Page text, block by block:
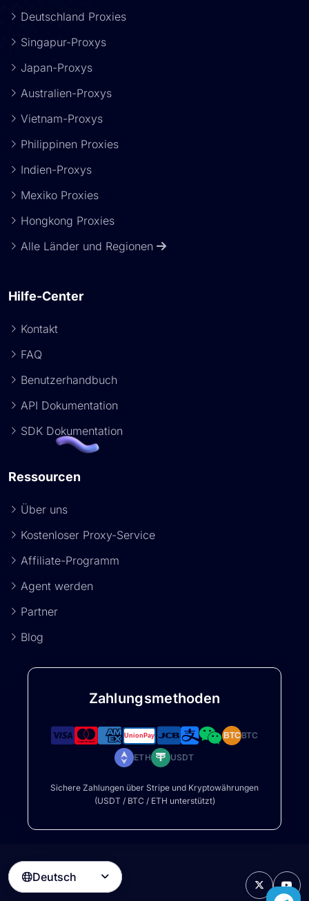
Deutschland Proxies
Singapur-Proxys
Japan-Proxys
Australien-Proxys
Vietnam-Proxys
Philippinen Proxies
Indien-Proxys
Mexiko Proxies
Hongkong Proxies
Alle Länder und Regionen
Hilfe-Center
Kontakt
FAQ
Benutzerhandbuch
API Dokumentation
SDK Dokumentation
Ressourcen
Über uns
Kostenloser Proxy-Service
Affiliate-Programm
Agent werden
Partner
Blog
Zahlungsmethoden
BTCBTC
ETH USDT
Sichere Zahlungen über Stripe und Kryptowährungen
(USDT / BTC / ETH unterstützt)
Deutsch 